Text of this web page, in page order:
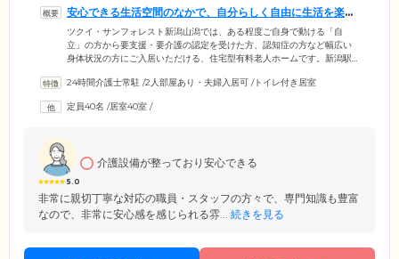
安心できる生活空間のなかで、自分らしく自由に生活を楽し
めます
ツクイ・サンフォレスト新潟山潟では、ある程度ご自身で動ける「自
立」の方から要支援・要介護の認定を受けた方、認知症の方など幅広い
身体状況の方にご入居いただける、住宅型有料老人ホームです。新潟駅
便利です。周辺には病院や商業施設、自然がいっぱいの公園などがあ
お探しの方にも最適で、安心・快適な毎日を送っていただけます。お部
24時間介護士常駐 /2人部屋あり・夫婦入居可 /トイレ付き居室
定員40名 /居室40室 /
5.0
介護設備が整っており安心できる
非常に親切丁寧な対応の職員・スタッフの方々で、専門知識も豊富
なので、非常に安心感を感じられる雰... 続きを見る